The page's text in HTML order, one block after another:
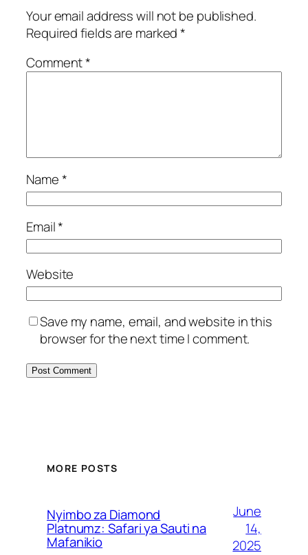
Your email address will not be published.
Required fields are marked*
Comment*
Name*
Email*
Website
Save my name, email, and website in this
browser for the next time I comment.
MORE POSTS
Nyimbo za Diamond
Platnumz: Safari ya Sauti na
Mafanikio
June
14,
2025